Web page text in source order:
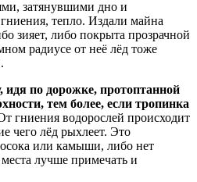
затянувшими дно и
тепло. Издали майна
зияет, либо покрыта прозрачной
радиусе от неё лёд тоже
идя по дорожке, протоптанной
тем более, если тропинка
гниения водорослей происходит
чего лёд рыхлеет. Это
осока или камыши, либо нет
лучше примечать и